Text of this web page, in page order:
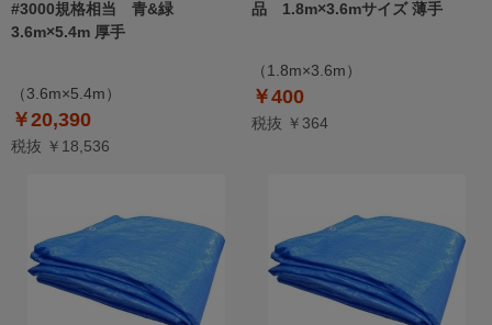
#3000規格相当 青&緑
3.6m×5.4m 厚手
（3.6m×5.4m）
￥20,390
税抜 ￥18,536
品 1.8m×3.6mサイズ 薄手
（1.8m×3.6m）
￥400
税抜 ￥364